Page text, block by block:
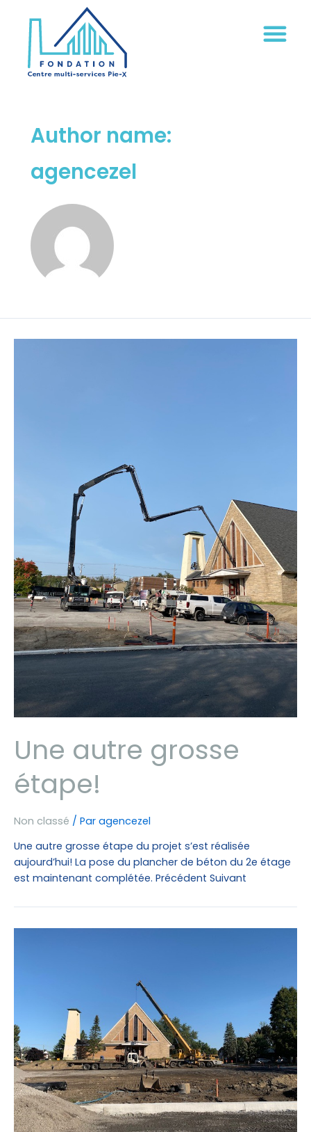
Author name:
agencezel
Une autre grosse
étape!
Non classé / Par agencezel
Une autre grosse étape du projet s’est réalisée
aujourd’hui! La pose du plancher de béton du 2e étage
est maintenant complétée. Précédent Suivant